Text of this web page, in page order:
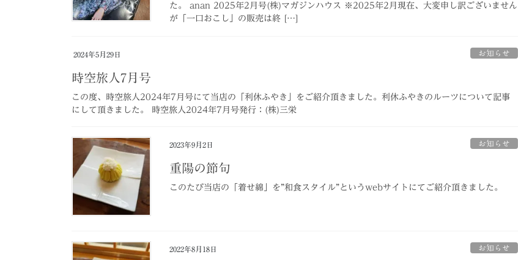
た。 anan 2025年2月号(株)マガジンハウス ※2025年2月現在、大変申し訳ございません
が「一口おこし」の販売は終 […]
2024年5月29日 お知らせ
時空旅人7月号
この度、時空旅人2024年7月号にて当店の「利休ふやき」をご紹介頂きました。利休ふやきのルーツについて記事
にして頂きました。 時空旅人2024年7月号発行：(株)三栄
2023年9月2日 お知らせ
重陽の節句
このたび当店の「着せ綿」を”和食スタイル”というwebサイトにてご紹介頂きました。
2022年8月18日 お知らせ